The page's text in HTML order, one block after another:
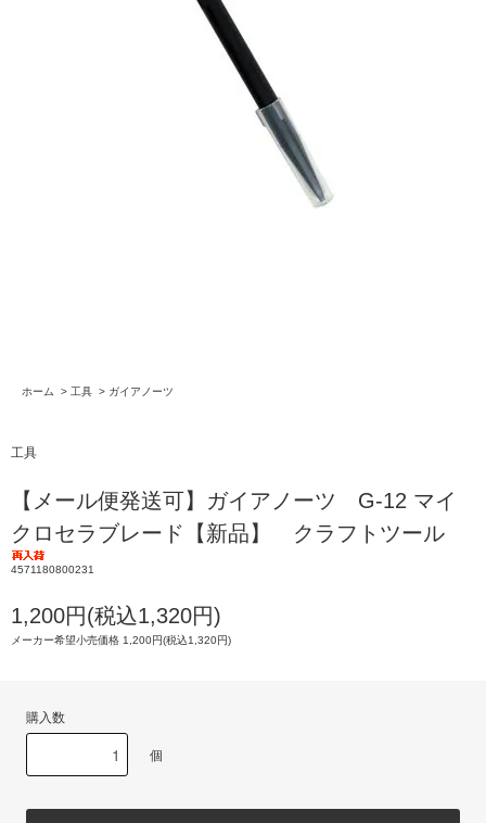
ホーム > 工具 > ガイアノーツ
工具
【メール便発送可】ガイアノーツ G-12 マイ
クロセラブレード【新品】 クラフトツール
4571180800231
1,200円(税込1,320円)
メーカー希望小売価格 1,200円(税込1,320円)
購入数
個